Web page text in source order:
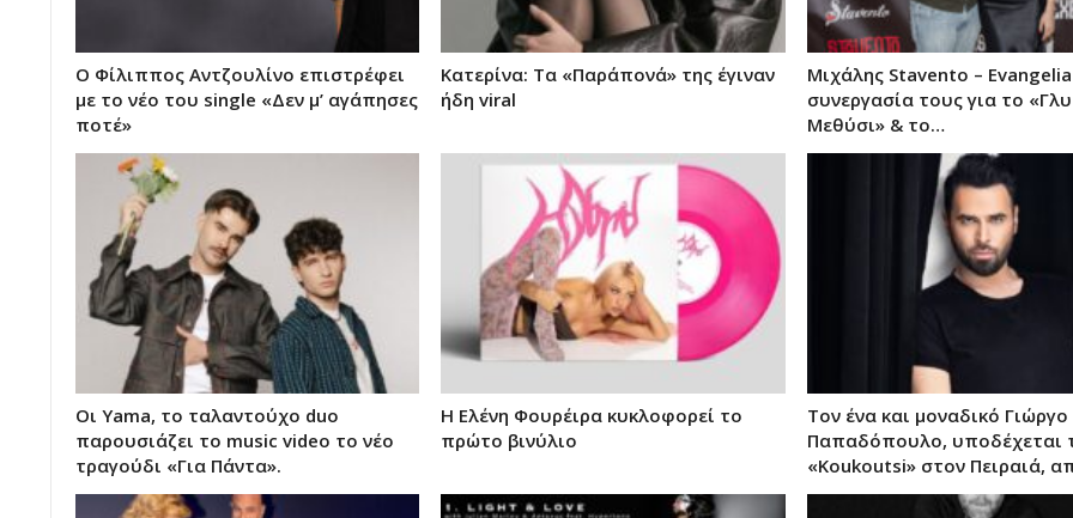
Ο Φίλιππος Αντζουλίνο επιστρέφει
με το νέο του single «Δεν μ’ αγάπησες
ποτέ»
Κατερίνα: Τα «Παράπονά» της έγιναν
ήδη viral
Μιχάλης Stavento –
συνεργασία τους για το
Μεθύσι» & το…
Οι Yama, το ταλαντούχο duo
παρουσιάζει το music video το νέο
τραγούδι «Για Πάντα».
Η Ελένη Φουρέιρα κυκλοφορεί το
πρώτο βινύλιο
Τον ένα και μοναδικό Γιώργο
Παπαδόπουλο, υποδέχεται
«Koukoutsi» στον Πειραιά,